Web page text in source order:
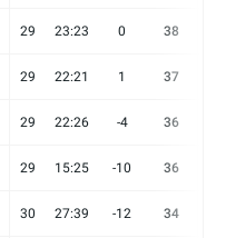
29 23:23 0 38
29 22:21 1 37
29 22:26 -4 36
29 15:25 -10 36
30 27:39 -12 34